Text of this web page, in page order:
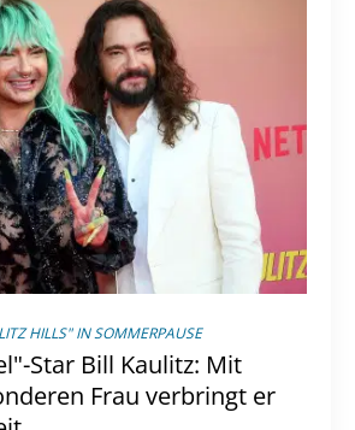
HILLS" IN SOMMERPAUSE
Star Bill Kaulitz: Mit
Frau verbringt er